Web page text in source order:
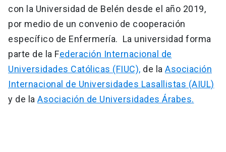
con la Universidad de Belén desde el año 2019,
por medio de un convenio de cooperación
específico de Enfermería. La universidad forma
parte de la Federación Internacional de
Universidades Católicas (FIUC), de la Asociación
Internacional de Universidades Lasallistas (AIUL)
y de la Asociación de Universidades Árabes.